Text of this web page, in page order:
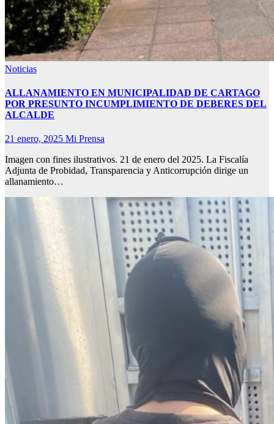
Noticias
ALLANAMIENTO EN MUNICIPALIDAD DE CARTAGO
POR PRESUNTO INCUMPLIMIENTO DE DEBERES DEL
ALCALDE
21 enero, 2025 Mi Prensa
Imagen con fines ilustrativos. 21 de enero del 2025. La Fiscalía
Adjunta de Probidad, Transparencia y Anticorrupción dirige un
allanamiento…